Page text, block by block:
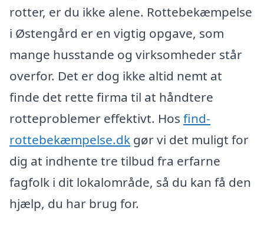
rotter, er du ikke alene. Rottebekæmpelse
i Østengård er en vigtig opgave, som
mange husstande og virksomheder står
overfor. Det er dog ikke altid nemt at
finde det rette firma til at håndtere
rotteproblemer effektivt. Hos find-
rottebekæmpelse.dk gør vi det muligt for
dig at indhente tre tilbud fra erfarne
fagfolk i dit lokalområde, så du kan få den
hjælp, du har brug for.